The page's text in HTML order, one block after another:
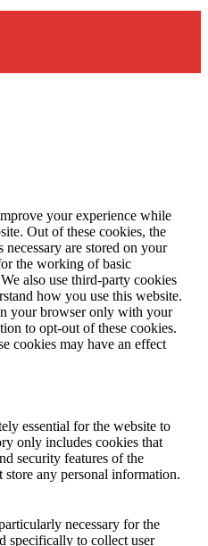
your experience while
Out of these cookies, the
necessary are stored on your
the working of basic
also use third-party cookies
how you use this website.
your browser only with your
to opt-out of these cookies.
cookies may have an effect
essential for the website to
only includes cookies that
security features of the
any personal information.
necessary for the
specifically to collect user